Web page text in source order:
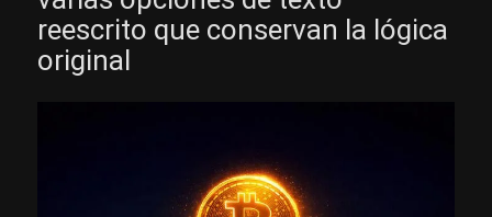
reescrito que conservan la lógica
original